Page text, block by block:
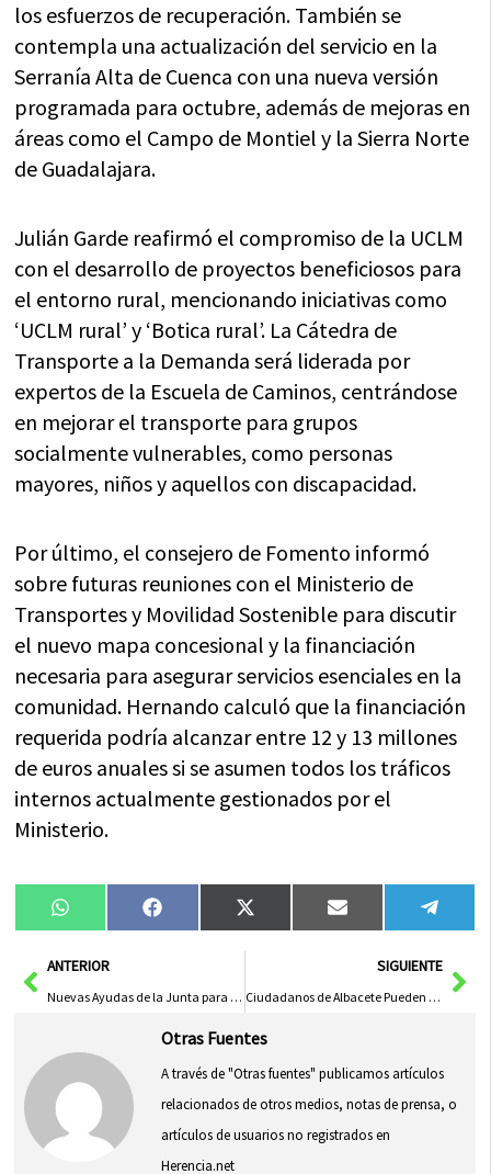
los esfuerzos de recuperación. También se
contempla una actualización del servicio en la
Serranía Alta de Cuenca con una nueva versión
programada para octubre, además de mejoras en
áreas como el Campo de Montiel y la Sierra Norte
de Guadalajara.
Julián Garde reafirmó el compromiso de la UCLM
con el desarrollo de proyectos beneficiosos para
el entorno rural, mencionando iniciativas como
‘UCLM rural’ y ‘Botica rural’. La Cátedra de
Transporte a la Demanda será liderada por
expertos de la Escuela de Caminos, centrándose
en mejorar el transporte para grupos
socialmente vulnerables, como personas
mayores, niños y aquellos con discapacidad.
Por último, el consejero de Fomento informó
sobre futuras reuniones con el Ministerio de
Transportes y Movilidad Sostenible para discutir
el nuevo mapa concesional y la financiación
necesaria para asegurar servicios esenciales en la
comunidad. Hernando calculó que la financiación
requerida podría alcanzar entre 12 y 13 millones
de euros anuales si se asumen todos los tráficos
internos actualmente gestionados por el
Ministerio.
Compartir
en
WhatsAppCompartir
en
FacebookCompartir
en
X
(Twitter)
Compartir
en
Email
en
AntANTERIOR
Nuevas Ayudas de la Junta para Refrigeración en 150 Centros Educativos de CLM
SIGUIENTE
Ciudadanos de Albacete Pueden Ofrecer Viviendas al Ayuntamiento para Alquiler Social
Otras Fuentes
A través de "Otras fuentes" publicamos artículos
relacionados de otros medios, notas de prensa, o
artículos de usuarios no registrados en
Herencia.net